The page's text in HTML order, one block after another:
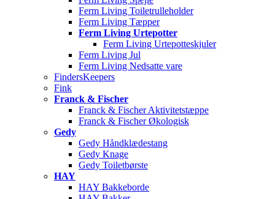
Ferm Living Toiletrulleholder
Ferm Living Tæpper
Ferm Living Urtepotter
Ferm Living Urtepotteskjuler
Ferm Living Jul
Ferm Living Nedsatte vare
FindersKeepers
Fink
Franck & Fischer
Franck & Fischer Aktivitetstæppe
Franck & Fischer Økologisk
Gedy
Gedy Håndklædestang
Gedy Knage
Gedy Toiletbørste
HAY
HAY Bakkeborde